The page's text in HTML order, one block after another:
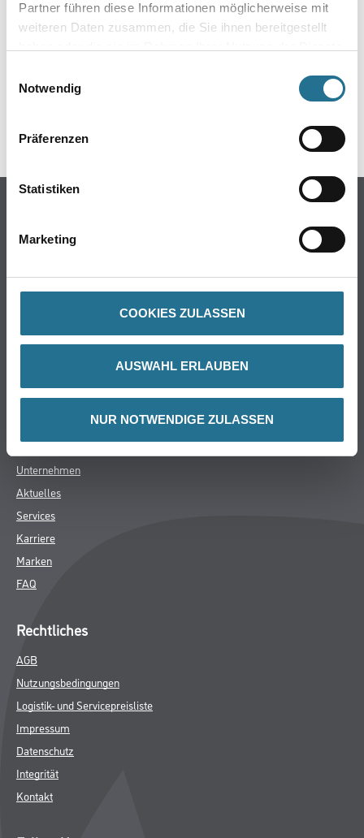
Partner führen diese Informationen möglicherweise mit
weiteren Daten zusammen, die Sie ihnen bereitgestellt
Notwendig
Präferenzen
Statistiken
Marketing
COOKIES ZULASSEN
AUSWAHL ERLAUBEN
NUR NOTWENDIGE ZULASSEN
ZUSATZINFOS
GEFAHRENHINWEISE
DATENBLÄTTER
SPEZIFIKATIONEN
Farbe
Trockenbau
Wand- & Deckenbeläge
Werkzeug & Maschinen
Verbrauchsmaterialien
CMS Gruppe
Unternehmen
Aktuelles
Services
Karriere
Marken
FAQ
Rechtliches
AGB
Nutzungsbedingungen
Logistik- und Servicepreisliste
Impressum
Datenschutz
Integrität
Kontakt